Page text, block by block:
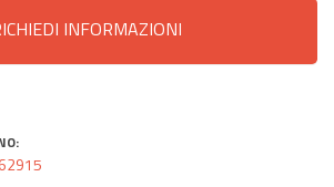
INFORMAZIONI